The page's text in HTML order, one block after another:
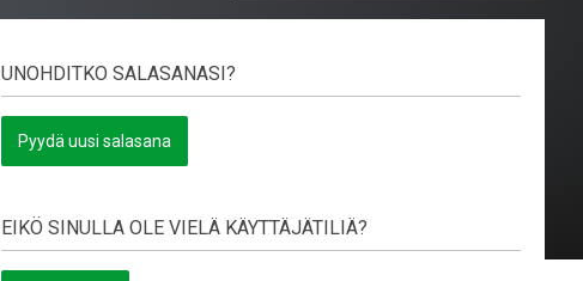
UNOHDITKO SALASANASI?
Pyydä uusi salasana
EIKÖ SINULLA OLE VIELÄ KÄYTTÄJÄTILIÄ?